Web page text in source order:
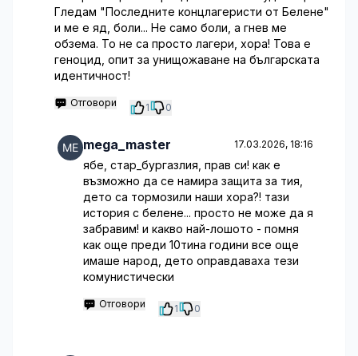
Гледам "Последните концлагеристи от Белене"
и ме е яд, боли... Не само боли, а гнев ме
обзема. То не са просто лагери, хора! Това е
геноцид, опит за унищожаване на българската
идентичност!
Отговори 1 0
mega_master 17.03.2026, 18:16
ябе, стар_бургазлия, прав си! как е
възможно да се намира защита за тия,
дето са тормозили наши хора?! тази
история с белене... просто не може да я
забравим! и какво най-лошото - помня
как още преди 10тина години все още
имаше народ, дето оправдаваха тези
комунистически
Отговори 1 0